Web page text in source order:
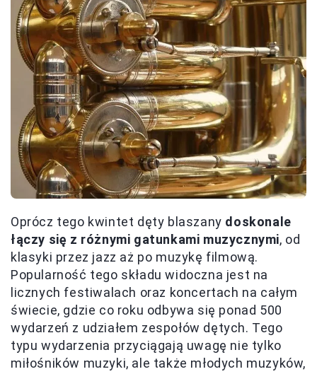
Oprócz tego kwintet dęty blaszany doskonale
łączy się z różnymi gatunkami muzycznymi, od
klasyki przez jazz aż po muzykę filmową.
Popularność tego składu widoczna jest na
licznych festiwalach oraz koncertach na całym
świecie, gdzie co roku odbywa się ponad 500
wydarzeń z udziałem zespołów dętych. Tego
typu wydarzenia przyciągają uwagę nie tylko
miłośników muzyki, ale także młodych muzyków,